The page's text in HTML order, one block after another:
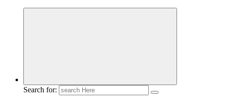
Search for: